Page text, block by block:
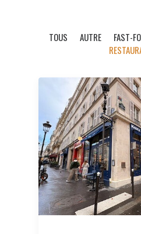
TOUS AUTRE FAST-